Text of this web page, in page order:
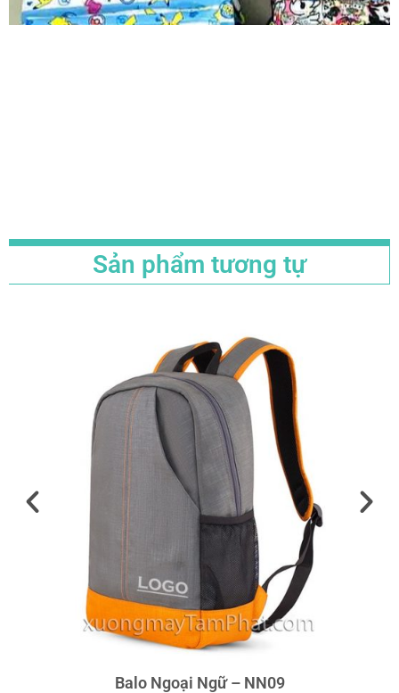
Sản phẩm tương tự
Balo Ngoại Ngữ – NN09